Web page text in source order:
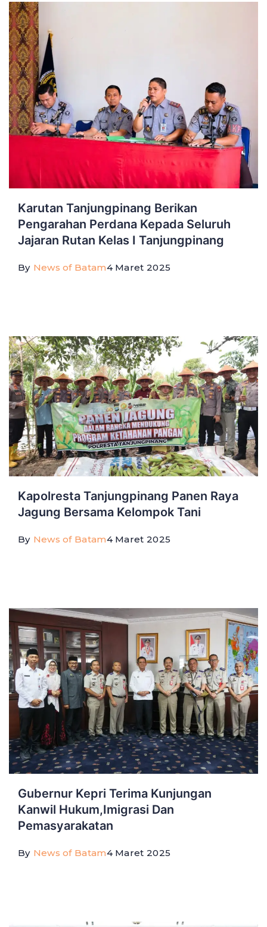
Karutan Tanjungpinang Berikan
Pengarahan Perdana Kepada Seluruh
Jajaran Rutan Kelas I Tanjungpinang
By News of Batam4 Maret 2025
Kapolresta Tanjungpinang Panen Raya
Jagung Bersama Kelompok Tani
By News of Batam4 Maret 2025
Gubernur Kepri Terima Kunjungan
Kanwil Hukum,Imigrasi Dan
Pemasyarakatan
By News of Batam4 Maret 2025